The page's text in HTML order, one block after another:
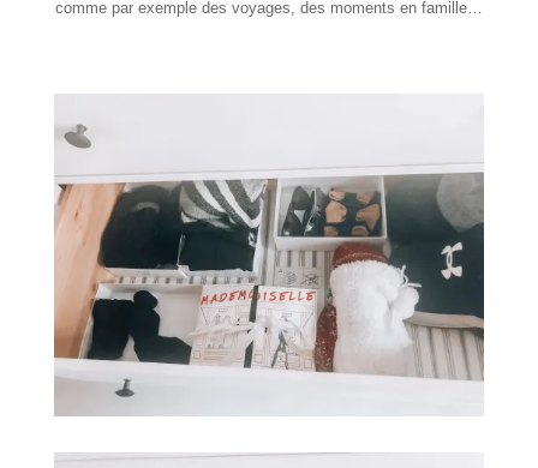
comme par exemple des voyages, des moments en famille…